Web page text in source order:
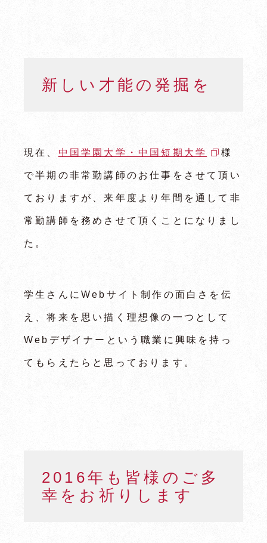
新しい才能の発掘を
現在、 中国学園大学・中国短期大学 様
で半期の非常勤講師のお仕事をさせて頂い
ておりますが、来年度より年間を通して非
常勤講師を務めさせて頂くことになりまし
た。
学生さんにWebサイト制作の面白さを伝
え、将来を思い描く理想像の一つとして
Webデザイナーという職業に興味を持っ
てもらえたらと思っております。
2016年も皆様のご多
幸をお祈りします